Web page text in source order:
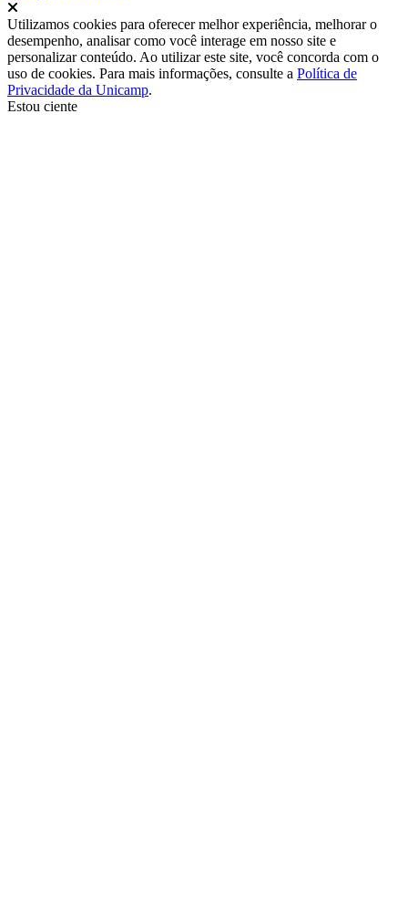
Utilizamos cookies para oferecer melhor experiência, melhorar o
desempenho, analisar como você interage em nosso site e
personalizar conteúdo. Ao utilizar este site, você concorda com o
uso de cookies. Para mais informações, consulte a Política de
Privacidade da Unicamp.
Estou ciente